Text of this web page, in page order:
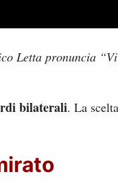
Letta pronuncia
bilaterali. La